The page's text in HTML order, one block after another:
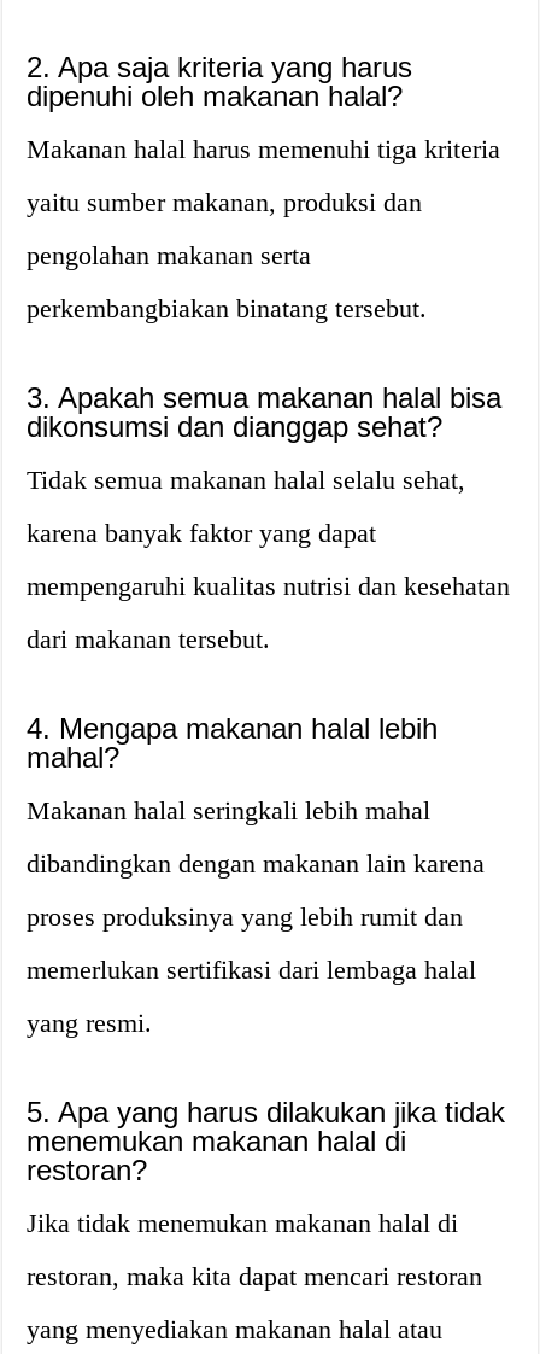
2. Apa saja kriteria yang harus
dipenuhi oleh makanan halal?
Makanan halal harus memenuhi tiga kriteria
yaitu sumber makanan, produksi dan
pengolahan makanan serta
perkembangbiakan binatang tersebut.
3. Apakah semua makanan halal bisa
dikonsumsi dan dianggap sehat?
Tidak semua makanan halal selalu sehat,
karena banyak faktor yang dapat
mempengaruhi kualitas nutrisi dan kesehatan
dari makanan tersebut.
4. Mengapa makanan halal lebih
mahal?
Makanan halal seringkali lebih mahal
dibandingkan dengan makanan lain karena
proses produksinya yang lebih rumit dan
memerlukan sertifikasi dari lembaga halal
yang resmi.
5. Apa yang harus dilakukan jika tidak
menemukan makanan halal di
restoran?
Jika tidak menemukan makanan halal di
restoran, maka kita dapat mencari restoran
yang menyediakan makanan halal atau